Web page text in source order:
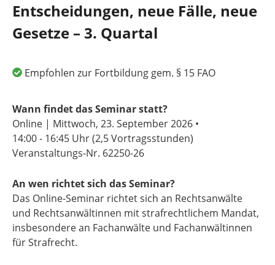
Entscheidungen, neue Fälle, neue
Gesetze – 3. Quartal
Empfohlen zur Fortbildung gem. § 15 FAO
Wann findet das Seminar statt?
Online | Mittwoch, 23. September 2026 •
14:00 - 16:45 Uhr(2,5 Vortragsstunden)
Veranstaltungs-Nr. 62250-26
An wen richtet sich das Seminar?
Das Online-Seminar richtet sich an Rechtsanwälte
und Rechtsanwältinnen mit strafrechtlichem Mandat,
insbesondere an Fachanwälte und Fachanwältinnen
für Strafrecht.